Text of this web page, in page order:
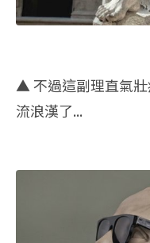
▲ 不過這副理直氣
流浪漢了...